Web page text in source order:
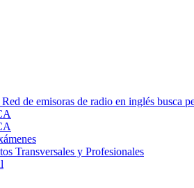
de emisoras de radio en inglés busca
Transversales y Profesionales